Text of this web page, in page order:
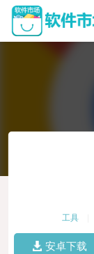
工具
安卓下载